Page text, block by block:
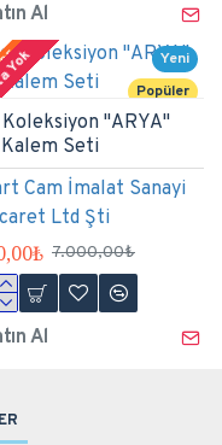
Al
Yeni
Popüler
Cam İmalat Sanayi
Ltd Şti
"ARYA"
Seti
7.000,00₺
Al